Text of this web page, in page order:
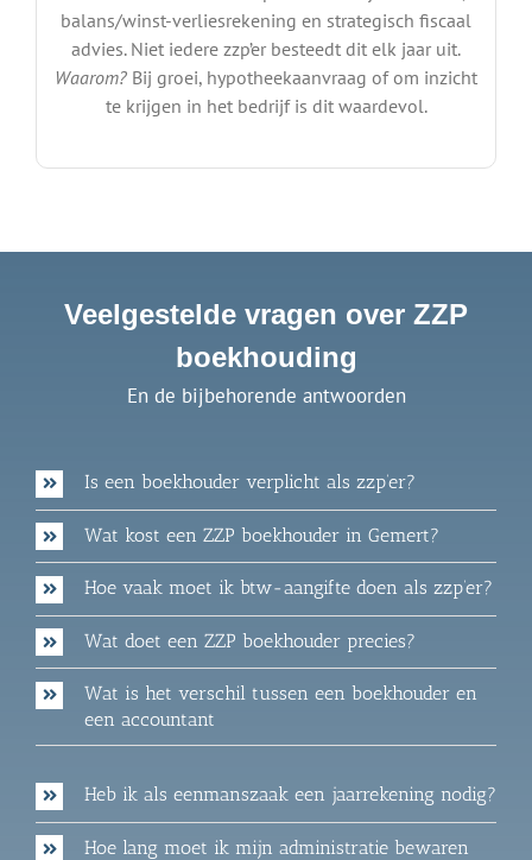
balans/winst-verliesrekening en strategisch fiscaal
advies. Niet iedere zzp’er besteedt dit elk jaar uit.
Waarom? Bij groei, hypotheekaanvraag of om inzicht
te krijgen in het bedrijf is dit waardevol.
Veelgestelde vragen over ZZP
boekhouding
En de bijbehorende antwoorden
Is een boekhouder verplicht als zzp’er?
Wat kost een ZZP boekhouder in Gemert?
Hoe vaak moet ik btw-aangifte doen als zzp’er?
Wat doet een ZZP boekhouder precies?
Wat is het verschil tussen een boekhouder en
een accountant
Heb ik als eenmanszaak een jaarrekening nodig?
Hoe lang moet ik mijn administratie bewaren